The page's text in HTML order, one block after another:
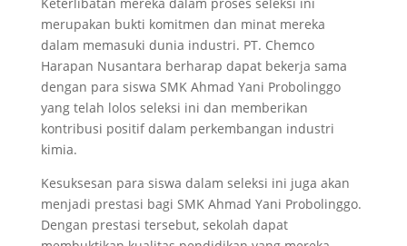
merupakan bukti komitmen dan minat mereka
dalam memasuki dunia industri. PT. Chemco
Harapan Nusantara berharap dapat bekerja sama
dengan para siswa SMK Ahmad Yani Probolinggo
yang telah lolos seleksi ini dan memberikan
kontribusi positif dalam perkembangan industri
kimia.
Kesuksesan para siswa dalam seleksi ini juga akan
menjadi prestasi bagi SMK Ahmad Yani Probolinggo.
Dengan prestasi tersebut, sekolah dapat